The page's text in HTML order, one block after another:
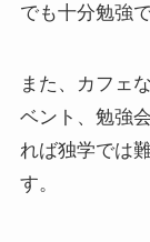
でも十分勉強
また、カフェ
ベント、勉強
れば独学では
す。